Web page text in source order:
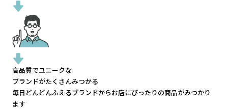
高品質でユニークな
ブランドがたくさんみつかる
毎日どんどんふえるブランドからお店にぴったりの商品がみつかり
ます